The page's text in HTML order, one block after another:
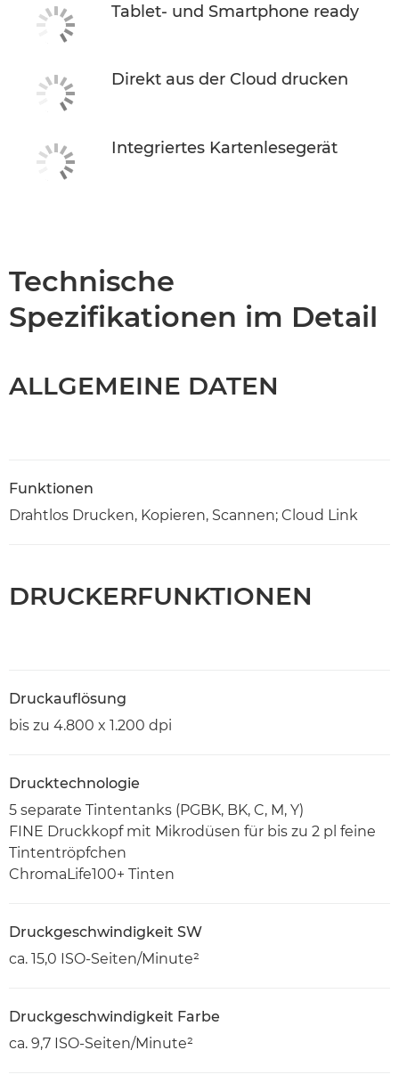
Tablet- und Smartphone ready
Direkt aus der Cloud drucken
Integriertes Kartenlesegerät
Technische
Spezifikationen im Detail
ALLGEMEINE DATEN
Funktionen
Drahtlos Drucken, Kopieren, Scannen; Cloud Link
DRUCKERFUNKTIONEN
Druckauflösung
bis zu 4.800 x 1.200 dpi
Drucktechnologie
5 separate Tintentanks (PGBK, BK, C, M, Y)
FINE Druckkopf mit Mikrodüsen für bis zu 2 pl feine
Tintentröpfchen
ChromaLife100+ Tinten
Druckgeschwindigkeit SW
ca. 15,0 ISO-Seiten/Minute²
Druckgeschwindigkeit Farbe
ca. 9,7 ISO-Seiten/Minute²